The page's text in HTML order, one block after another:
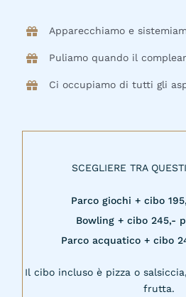
Apparecchiamo e
Puliamo quando il
Ci occupiamo di tutti gli
SCEGLIERE TRA
Parco giochi + cibo
Bowling + cibo 245,-
Parco acquatico + cibo
Il cibo incluso è pizza o
frutta.